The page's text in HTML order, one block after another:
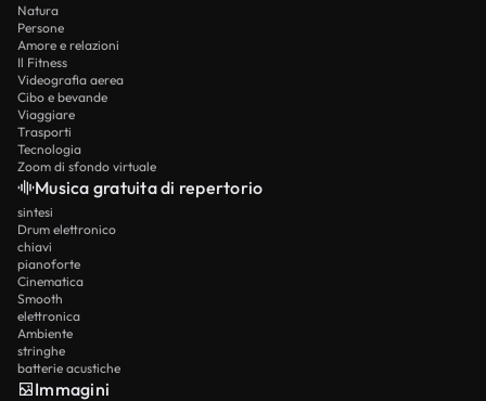
Natura
Persone
Amore e relazioni
Il Fitness
Videografia aerea
Cibo e bevande
Viaggiare
Trasporti
Tecnologia
Zoom di sfondo virtuale
Musica gratuita di repertorio
sintesi
Drum elettronico
chiavi
pianoforte
Cinematica
Smooth
elettronica
Ambiente
stringhe
batterie acustiche
Immagini